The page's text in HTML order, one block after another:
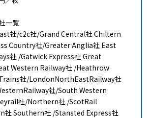
一覧
社/c2c社/Grand Central社 Chiltern
Country社/Greater Anglia社 East
社 /Gatwick Express社 Great
Western Railway社 /Heathrow
社/LondonNorthEastRailway社
社/South Western
社/Northern社 /ScotRail
社 Southern社 /Stansted Express社